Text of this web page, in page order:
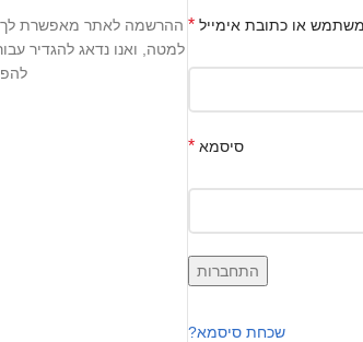
או כתובת אימייל *
סיסמא *
התחברות
שכחת סיסמא?
ההרשמה לאתר מאפשרת לך
למטה, ואנו נדאג להגדיר